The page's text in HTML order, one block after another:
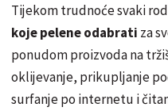
Tijekom trudnoće svaki
koje pelene odabrati za
ponudom proizvoda na
oklijevanje, prikupljanje
surfanje po internetu i